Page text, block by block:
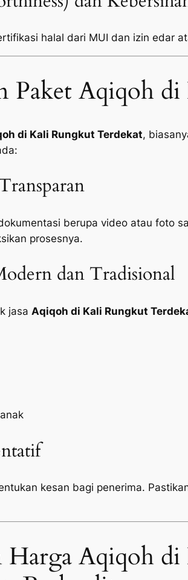
halal dari MUI dan izin edar
Paket Aqiqoh
di Kali Rungkut Terdekat,
berupa video atau foto
prosesnya.
dan Tradisional
jasa Aqiqoh di Kali Rungkut
kesan bagi penerima.
Harga Aqiqoh